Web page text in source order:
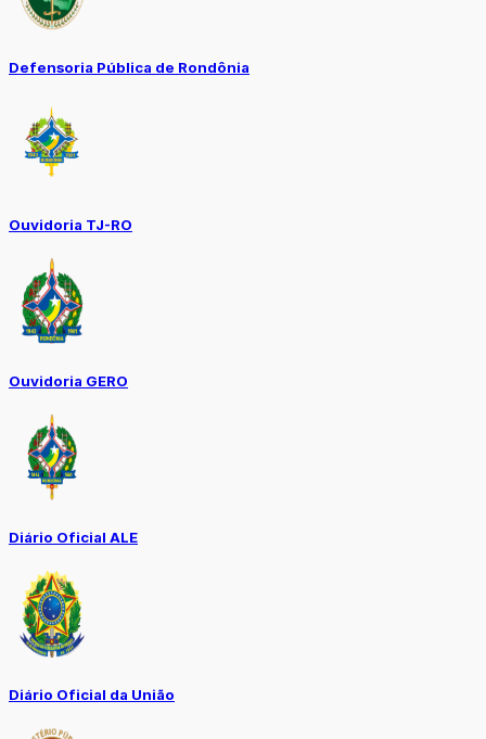
Defensoria Pública de Rondônia
Ouvidoria TJ-RO
Ouvidoria GERO
Diário Oficial ALE
Diário Oficial da União